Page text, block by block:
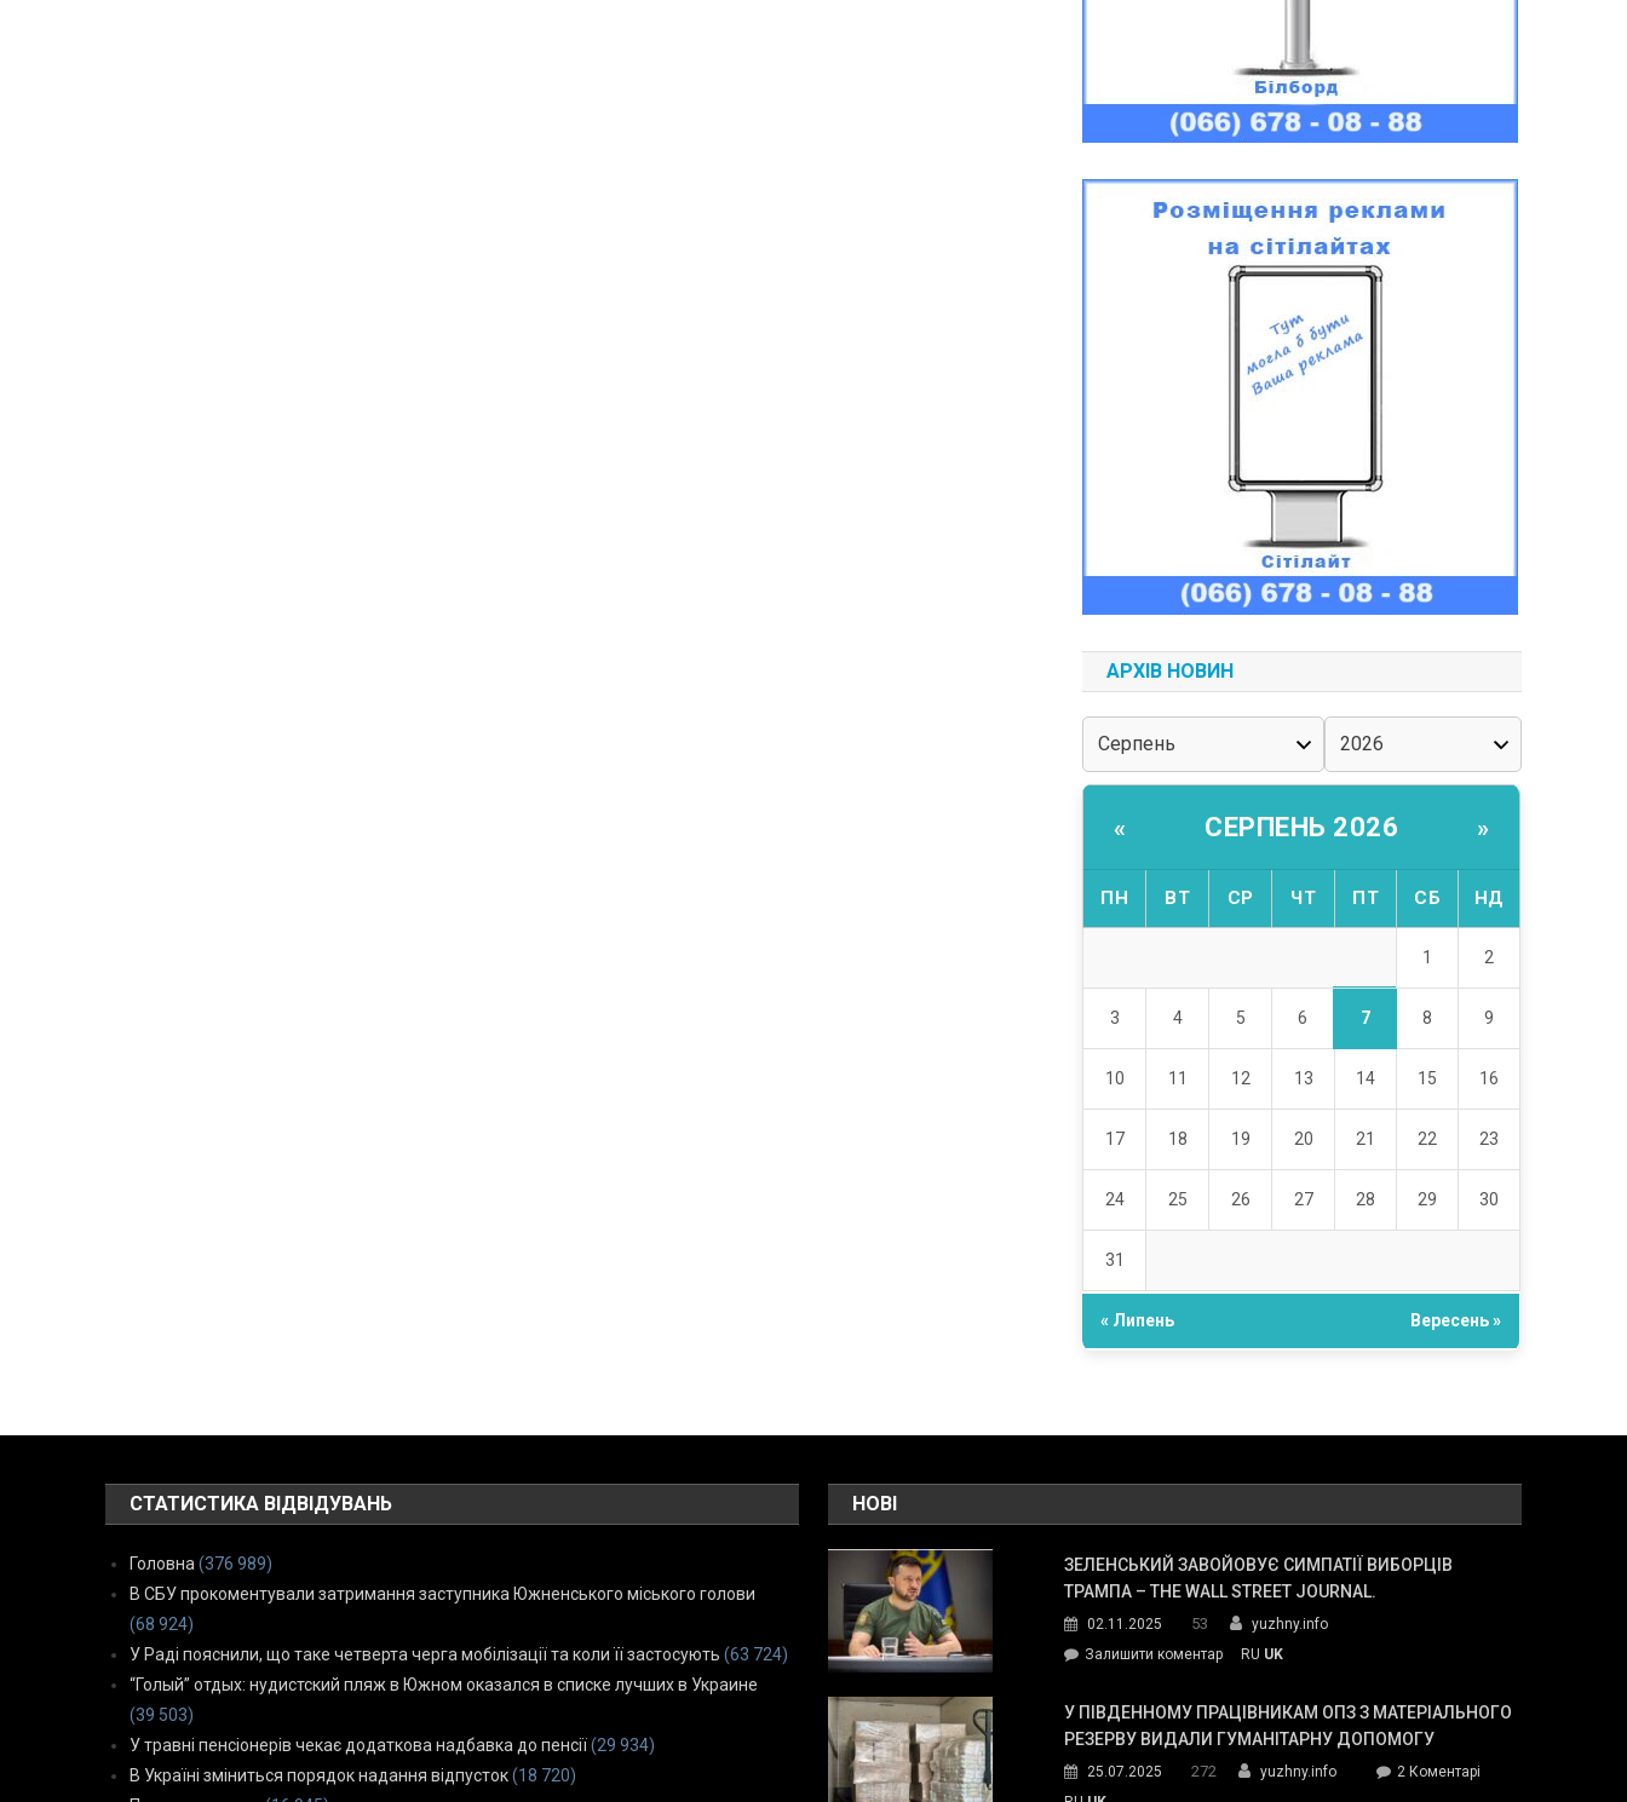
АРХІВ НОВИН
« СЕРПЕНЬ 2026 »
ПН ВТ СР ЧТ ПТ СБ НД
1 2
3 4 5 6 7 8 9
10 11 12 13 14 15 16
17 18 19 20 21 22 23
24 25 26 27 28 29 30
31
« Липень Вересень »
СТАТИСТИКА ВІДВІДУВАНЬ
Головна (376 989)
В СБУ прокоментували затримання заступника Южненського міського голови
(68 924)
У Раді пояснили, що таке четверта черга мобілізації та коли її застосують (63 724)
“Голый” отдых: нудистский пляж в Южном оказался в списке лучших в Украине
(39 503)
У травні пенсіонерів чекає додаткова надбавка до пенсії (29 934)
В Україні зміниться порядок надання відпусток (18 720)
НОВІ
ЗЕЛЕНСЬКИЙ ЗАВОЙОВУЄ СИМПАТІЇ ВИБОРЦІВ
ТРАМПА – THE WALL STREET JOURNAL.
02.11.2025 53
yuzhny.info
Залишити коментарon
завойовує
симпатії
Трампа
RU UK
У ПІВДЕННОМУ ПРАЦІВНИКАМ ОПЗ З МАТЕРІАЛЬНОГО
РЕЗЕРВУ ВИДАЛИ ГУМАНІТАРНУ ДОПОМОГУ
25.07.2025 272 yuzhny.info 2 Коментарідо